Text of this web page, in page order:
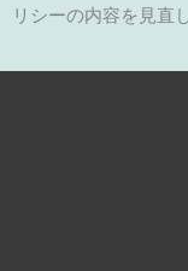
リシーの内容を見直